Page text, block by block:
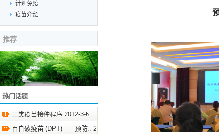
计划免疫
疫苗介绍
推荐
热门话题
二类疫苗接种程序 2012-3-6
百白破疫苗 (DPT)——预防.. 2012-3-6